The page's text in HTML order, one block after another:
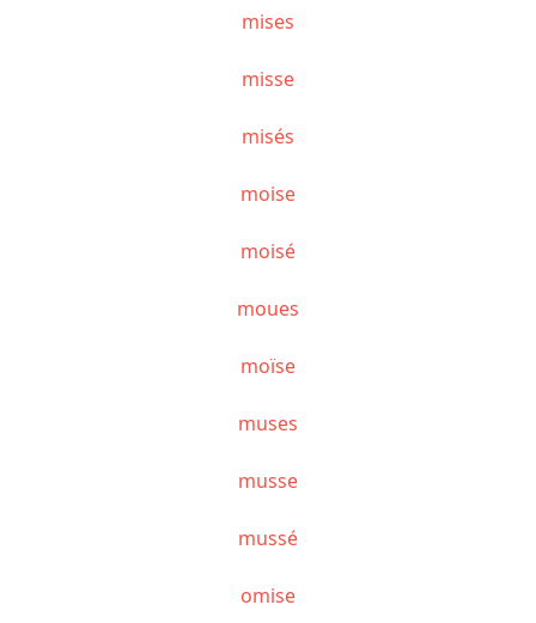
mises
misse
misés
moise
moisé
moues
moïse
muses
musse
mussé
omise